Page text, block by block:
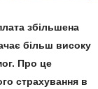
збільшена
більш високу
Про це
страхування в